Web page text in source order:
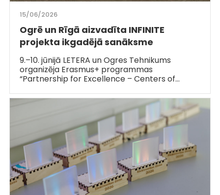
15/06/2026
Ogrē un Rīgā aizvadīta INFINITE
projekta ikgadējā sanāksme
9.–10. jūnijā LETERA un Ogres Tehnikums
organizēja Erasmus+ programmas
“Partnership for Excellence – Centers of…